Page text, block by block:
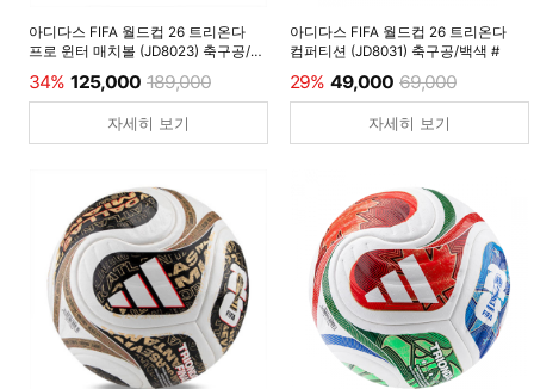
아디다스 FIFA 월드컵 26 트리온다
프로 윈터 매치볼 (JD8023) 축구공/
34% 125,000 189,000
자세히 보기
아디다스 FIFA 월드컵 26 트리온다
컴퍼티션 (JD8031) 축구공/백색 #
29% 49,000 69,000
자세히 보기